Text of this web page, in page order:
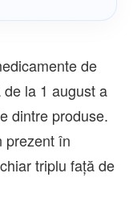
de
la 1 august a
dintre produse.
prezent în
triplu faţă de